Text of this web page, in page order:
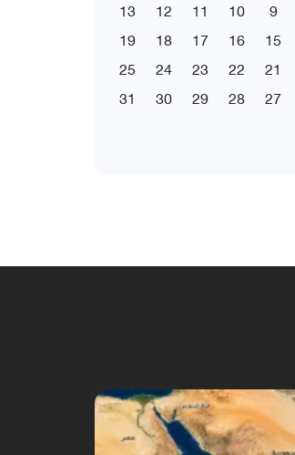
9
10
11
12
13
15
16
17
18
19
21
22
23
24
25
27
28
29
30
31